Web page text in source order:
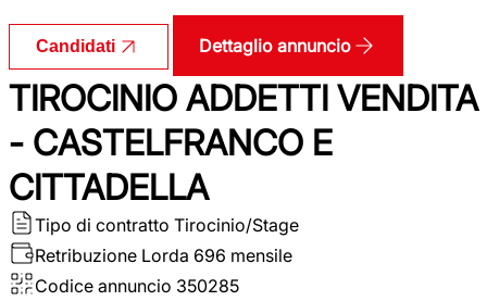
Candidati Dettaglio annuncio
TIROCINIO ADDETTI VENDITA
- CASTELFRANCO E
CITTADELLA
Tipo di contratto Tirocinio/Stage
Retribuzione Lorda 696 mensile
Codice annuncio 350285